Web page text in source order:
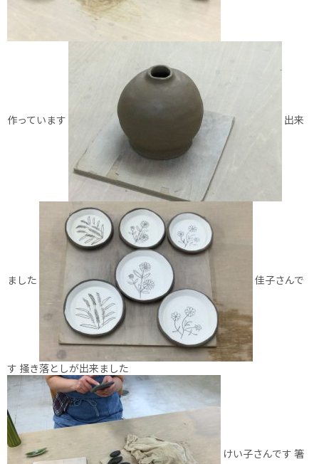
作っています 出来
ました 佳子さんで
す 掻き落としが出来ました
けい子さんです 箸